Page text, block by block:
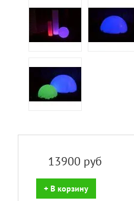
13900 руб
+ В корзину